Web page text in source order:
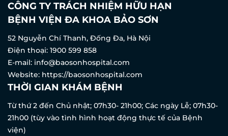
CÔNG TY TRÁCH NHIỆM HỮU HẠN
BỆNH VIỆN ĐA KHOA BẢO SƠN
52 Nguyễn Chí Thanh, Đống Đa, Hà Nội
Điện thoại: 1900 599 858
E-mail: info@baosonhospital.com
Website: https://baosonhospital.com
THỜI GIAN KHÁM BỆNH
Từ thứ 2 đến Chủ nhật; 07h30- 21h00; Các ngày Lễ; 07h30-
21h00 (tùy vào tình hình hoạt động thực tế của Bệnh
viện)